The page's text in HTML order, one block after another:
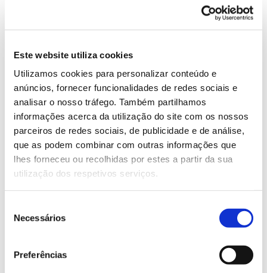
Este website utiliza cookies
Utilizamos cookies para personalizar conteúdo e
anúncios, fornecer funcionalidades de redes sociais e
analisar o nosso tráfego. Também partilhamos
informações acerca da utilização do site com os nossos
parceiros de redes sociais, de publicidade e de análise,
que as podem combinar com outras informações que
lhes forneceu ou recolhidas por estes a partir da sua
utilização dos respetivos serviços.
Necessários
Preferências
conhecer, através de aguarelas, muitas das espécies
relacionadas com as especiarias asiáticas, da época
Saber mais
13.07.2026
Genoma do priolo e de outras espécies em risco:
conhecer para conservar
Registar galhas de Trichi em acácia-das-espigas: